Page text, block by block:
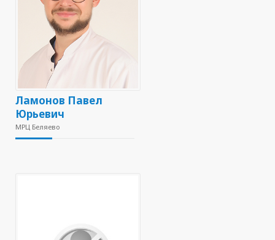
Ламонов Павел
Юрьевич
МРЦ Беляево